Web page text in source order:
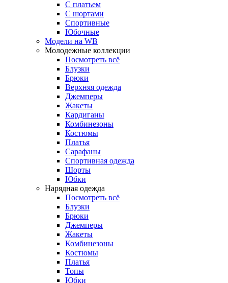
С платьем
С шортами
Спортивные
Юбочные
Модели на WB
Молодежные коллекции
Посмотреть всё
Блузки
Брюки
Верхняя одежда
Джемперы
Жакеты
Кардиганы
Комбинезоны
Костюмы
Платья
Сарафаны
Спортивная одежда
Шорты
Юбки
Нарядная одежда
Посмотреть всё
Блузки
Брюки
Джемперы
Жакеты
Комбинезоны
Костюмы
Платья
Топы
Юбки